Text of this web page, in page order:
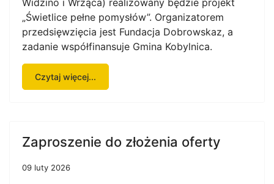
Widzino i Wrząca) realizowany będzie projekt
„Świetlice pełne pomysłów”. Organizatorem
przedsięwzięcia jest Fundacja Dobrowskaz, a
zadanie współfinansuje Gmina Kobylnica.
Czytaj więcej...
Zaproszenie do złożenia oferty
09 luty 2026